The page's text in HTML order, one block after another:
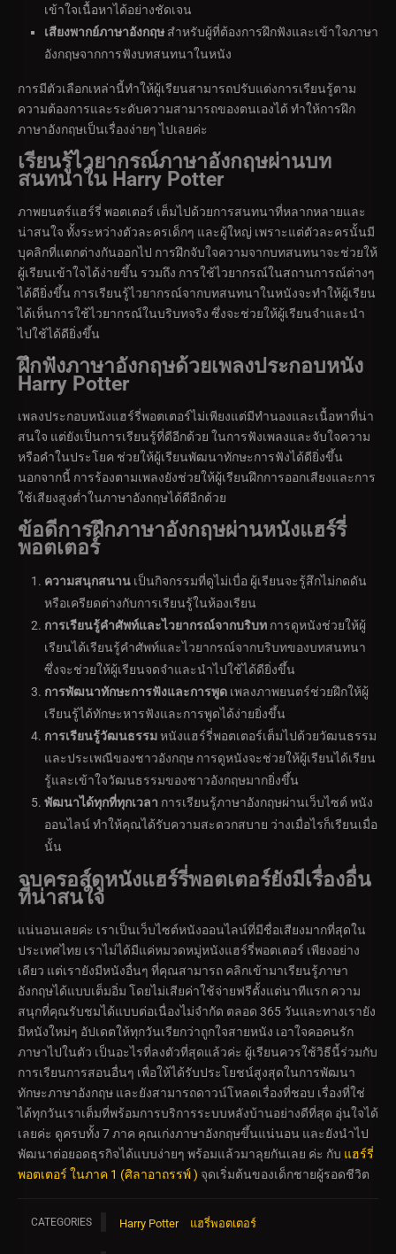
เข้าใจเนื้อหาได้อย่างชัดเจน
เสียงพากย์ภาษาอังกฤษ สำหรับผู้ที่ต้องการฝึกฟังและเข้าใจภาษา
อังกฤษจากการฟังบทสนทนาในหนัง
การมีตัวเลือกเหล่านี้ทำให้ผู้เรียนสามารถปรับแต่งการเรียนรู้ตาม
ความต้องการและระดับความสามารถของตนเองได้ ทำให้การฝึก
ภาษาอังกฤษเป็นเรื่องง่ายๆ ไปเลยค่ะ
เรียนรู้ไวยากรณ์ภาษาอังกฤษผ่านบท
สนทนาใน Harry Potter
ภาพยนตร์แฮร์รี่ พอตเตอร์ เต็มไปด้วยการสนทนาที่หลากหลายและ
น่าสนใจ ทั้งระหว่างตัวละครเด็กๆ และผู้ใหญ่ เพราะแต่ตัวละครนั้นมี
บุคลิกที่แตกต่างกันออกไป การฝึกจับใจความจากบทสนทนาจะช่วยให้
ผู้เรียนเข้าใจได้ง่ายขึ้น รวมถึง การใช้ไวยากรณ์ในสถานการณ์ต่างๆ
ได้ดียิ่งขึ้น การเรียนรู้ไวยากรณ์จากบทสนทนาในหนังจะทำให้ผู้เรียน
ได้เห็นการใช้ไวยากรณ์ในบริบทจริง ซึ่งจะช่วยให้ผู้เรียนจำและนำ
ไปใช้ได้ดียิ่งขึ้น
ฝึกฟังภาษาอังกฤษด้วยเพลงประกอบหนัง
Harry Potter
เพลงประกอบหนังแฮร์รี่พอตเตอร์ไม่เพียงแต่มีทำนองและเนื้อหาที่น่า
สนใจ แต่ยังเป็นการเรียนรู้ที่ดีอีกด้วย ในการฟังเพลงและจับใจความ
หรือคำในประโยค ช่วยให้ผู้เรียนพัฒนาทักษะการฟังได้ดียิ่งขึ้น
นอกจากนี้ การร้องตามเพลงยังช่วยให้ผู้เรียนฝึกการออกเสียงและการ
ใช้เสียงสูงต่ำในภาษาอังกฤษได้ดีอีกด้วย
ข้อดีการฝึกภาษาอังกฤษผ่านหนังแฮร์รี่
พอตเตอร์
ความสนุกสนาน เป็นกิจกรรมที่ดูไม่เบื่อ ผู้เรียนจะรู้สึกไม่กดดัน
หรือเครียดต่างกับการเรียนรู้ในห้องเรียน
การเรียนรู้คำศัพท์และไวยากรณ์จากบริบท การดูหนังช่วยให้ผู้
เรียนได้เรียนรู้คำศัพท์และไวยากรณ์จากบริบทของบทสนทนา
ซึ่งจะช่วยให้ผู้เรียนจดจำและนำไปใช้ได้ดียิ่งขึ้น
การพัฒนาทักษะการฟังและการพูด เพลงภาพยนตร์ช่วยฝึกให้ผู้
เรียนรู้ได้ทักษะหารฟังและการพูดได้ง่ายยิ่งขึ้น
การเรียนรู้วัฒนธรรมหนังแฮร์รี่พอตเตอร์เต็มไปด้วยวัฒนธรรม
และประเพณีของชาวอังกฤษ การดูหนังจะช่วยให้ผู้เรียนได้เรียน
รู้และเข้าใจวัฒนธรรมของชาวอังกฤษมากยิ่งขึ้น
พัฒนาได้ทุกที่ทุกเวลา การเรียนรู้ภาษาอังกฤษผ่านเว็บไซต์ หนัง
ออนไลน์ ทำให้คุณได้รับความสะดวกสบาย ว่างเมื่อไรก็เรียนเมื่อ
นั้น
จบครอส์ดูหนังแฮร์รี่พอตเตอร์ยังมีเรื่องอื่น
ที่น่าสนใจ
แน่นอนเลยค่ะ เราเป็นเว็บไซต์หนังออนไลน์ที่มีชื่อเสียงมากที่สุดใน
ประเทศไทย เราไม่ได้มีแค่หมวดหมู่หนังแฮร์รี่พอตเตอร์ เพียงอย่าง
เดียว แต่เรายังมีหนังอื่นๆ ที่คุณสามารถ คลิกเข้ามาเรียนรู้ภาษา
อังกฤษได้แบบเต็มอิ่ม โดยไม่เสียค่าใช้จ่ายฟรีตั้งแต่นาทีแรก ความ
สนุกที่คุณรับชมได้แบบต่อเนื่องไม่จำกัด ตลอด 365 วันและทางเรายัง
มีหนังใหม่ๆ อัปเดตให้ทุกวันเรียกว่าถูกใจสายหนัง เอาใจคอคนรัก
ภาษาไปในตัว เป็นอะไรที่ลงตัวที่สุดแล้วค่ะ ผู้เรียนควรใช้วิธีนี้ร่วมกับ
การเรียนการสอนอื่นๆ เพื่อให้ได้รับประโยชน์สูงสุดในการพัฒนา
ทักษะภาษาอังกฤษ และยังสามารถดาวน์โหลดเรื่องที่ชอบ เรื่องที่ใช่
ได้ทุกวันเราเต็มที่พร้อมการบริการระบบหลังบ้านอย่างดีที่สุด อุ่นใจได้
เลยค่ะ ดูครบทั้ง 7 ภาค คุณเก่งภาษาอังกฤษขึ้นแน่นอน และยังนำไป
พัฒนาต่อยอดธุรกิจได้แบบง่ายๆ พร้อมแล้วมาลุยกันเลย ค่ะ กับ แฮร์รี่
พอตเตอร์ ในภาค 1 (ศิลาอาถรรพ์ ) จุดเริ่มต้นของเด็กชายผู้รอดชีวิต
CATEGORIES Harry Potter แฮรี่พอตเตอร์